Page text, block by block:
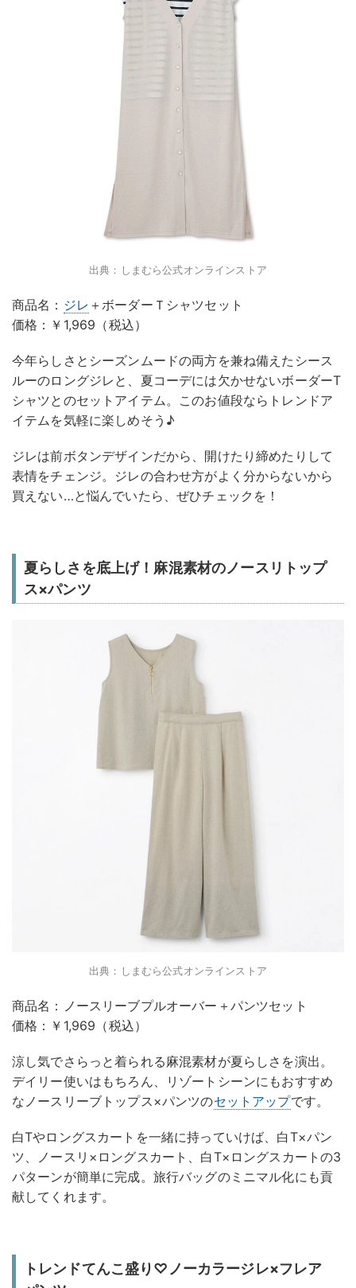
出典：しまむら公式オンラインストア
商品名： ジレ ＋ボーダーＴシャツセット
価格：￥1,969（税込）
今年らしさとシーズンムードの両方を兼ね備えたシース
ルーのロングジレと、夏コーデには欠かせないボーダーT
シャツとのセットアイテム。このお値段ならトレンドア
イテムを気軽に楽しめそう♪
ジレは前ボタンデザインだから、開けたり締めたりして
表情をチェンジ。ジレの合わせ方がよく分からないから
買えない…と悩んでいたら、ぜひチェックを！
夏らしさを底上げ！麻混素材のノースリトップ
ス×パンツ
出典：しまむら公式オンラインストア
商品名：ノースリーブプルオーバー＋パンツセット
価格：￥1,969（税込）
涼し気でさらっと着られる麻混素材が夏らしさを演出。
デイリー使いはもちろん、リゾートシーンにもおすすめ
なノースリーブトップス×パンツのセットアップです。
白Tやロングスカートを一緒に持っていけば、白T×パン
ツ、ノースリ×ロングスカート、白T×ロングスカートの3
パターンが簡単に完成。旅行バッグのミニマル化にも貢
献してくれます。
トレンドてんこ盛り♡ノーカラージレ×フレア